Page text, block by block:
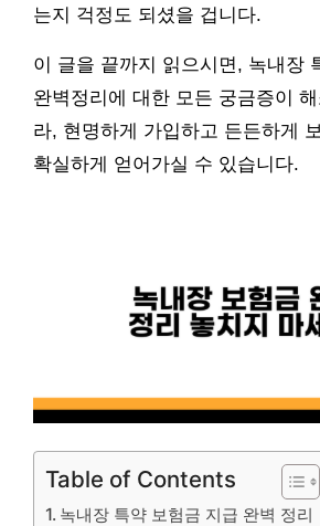
는지 걱정도 되셨을 겁니다.
이 글을 끝까지 읽으시면, 녹내장
완벽정리에 대한 모든 궁금증이
라, 현명하게 가입하고 든든하게
확실하게 얻어가실 수 있습니다.
Table of Contents
녹내장 특약 보험금 지급 완벽 정리